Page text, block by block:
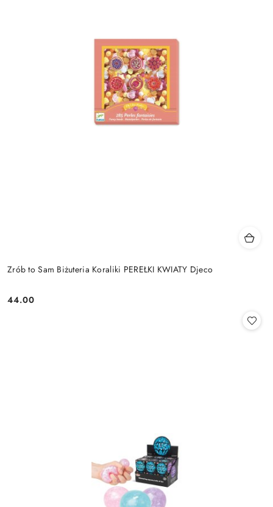
Zrób to Sam Biżuteria Koraliki PEREŁKI KWIATY Djeco
Cena:
44.00